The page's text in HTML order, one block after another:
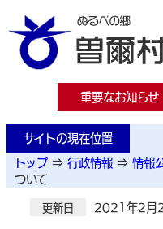
重要なお知らせ
サイトの現在位置
トップ ⇒ 行政情報 ⇒ 情報
ついて
更新日 2021年2月